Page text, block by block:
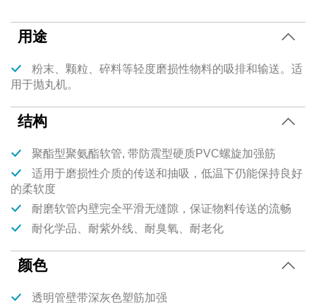
用途
粉末、颗粒、碎料等轻度磨损性物料的吸排和输送。适
用于抛丸机。
结构
聚酯型聚氨酯软管, 带防震型硬质PVC螺旋加强筋
适用于磨损性介质的传送和抽吸，低温下仍能保持良好
的柔软度
耐磨软管内壁完全平滑无缝隙，保证物料传送的流畅
耐化学品、耐紫外线、耐臭氧、耐老化
颜色
透明管壁带深灰色塑筋加强